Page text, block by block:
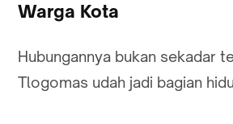
Warga Kota
Hubungannya bukan sekadar
Tlogomas udah jadi bagian